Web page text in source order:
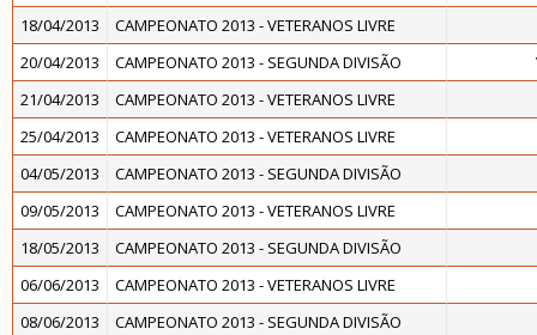
18/04/2013
CAMPEONATO 2013 - VETERANOS LIVRE
20/04/2013
CAMPEONATO 2013 - SEGUNDA DIVISÃO
21/04/2013
CAMPEONATO 2013 - VETERANOS LIVRE
25/04/2013
CAMPEONATO 2013 - VETERANOS LIVRE
04/05/2013
CAMPEONATO 2013 - SEGUNDA DIVISÃO
09/05/2013
CAMPEONATO 2013 - VETERANOS LIVRE
18/05/2013
CAMPEONATO 2013 - SEGUNDA DIVISÃO
06/06/2013
CAMPEONATO 2013 - VETERANOS LIVRE
08/06/2013
CAMPEONATO 2013 - SEGUNDA DIVISÃO